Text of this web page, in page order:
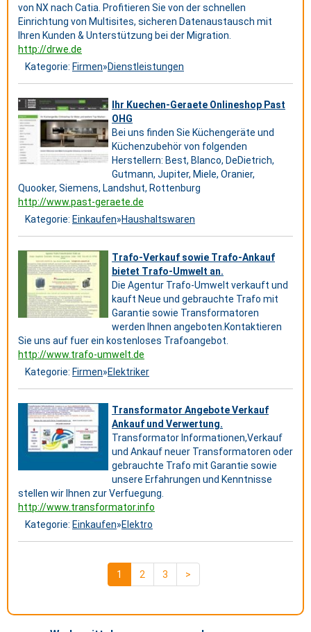
von NX nach Catia. Profitieren Sie von der schnellen
Einrichtung von Multisites, sicheren Datenaustausch mit
Ihren Kunden & Unterstützung bei der Migration.
http://drwe.de
Kategorie: Firmen»Dienstleistungen
Ihr Kuechen-Geraete Onlineshop Past
OHG
Bei uns finden Sie Küchengeräte und
Küchenzubehör von folgenden
Herstellern: Best, Blanco, DeDietrich,
Gutmann, Jupiter, Miele, Oranier,
Quooker, Siemens, Landshut, Rottenburg
http://www.past-geraete.de
Kategorie: Einkaufen»Haushaltswaren
Trafo-Verkauf sowie Trafo-Ankauf
bietet Trafo-Umwelt an.
Die Agentur Trafo-Umwelt verkauft und
kauft Neue und gebrauchte Trafo mit
Garantie sowie Transformatoren
werden Ihnen angeboten.Kontaktieren
Sie uns auf fuer ein kostenloses Trafoangebot.
http://www.trafo-umwelt.de
Kategorie: Firmen»Elektriker
Transformator Angebote Verkauf
Ankauf und Verwertung.
Transformator Informationen,Verkauf
und Ankauf neuer Transformatoren oder
gebrauchte Trafo mit Garantie sowie
unsere Erfahrungen und Kenntnisse
stellen wir Ihnen zur Verfuegung.
http://www.transformator.info
Kategorie: Einkaufen»Elektro
1 2 3 >